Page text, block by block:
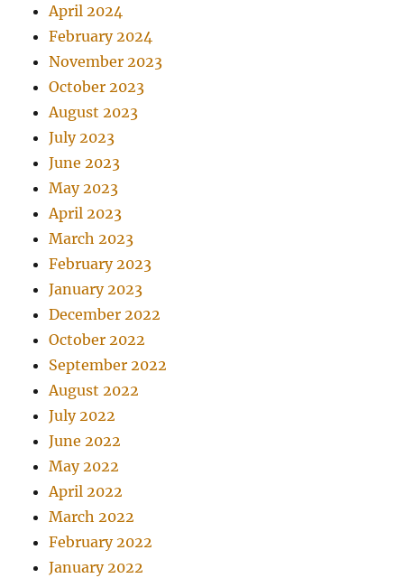
April 2024
February 2024
November 2023
October 2023
August 2023
July 2023
June 2023
May 2023
April 2023
March 2023
February 2023
January 2023
December 2022
October 2022
September 2022
August 2022
July 2022
June 2022
May 2022
April 2022
March 2022
February 2022
January 2022